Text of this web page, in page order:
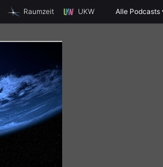
Raumzeit UKW Alle Podcasts